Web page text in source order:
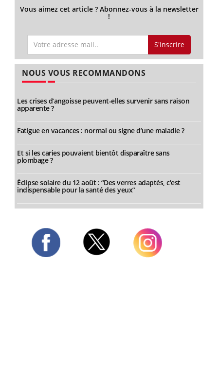
Vous aimez cet article ? Abonnez-vous à la newsletter
!
S'inscrire
NOUS VOUS RECOMMANDONS
Les crises d’angoisse peuvent-elles survenir sans raison
apparente ?
Fatigue en vacances : normal ou signe d’une maladie ?
Et si les caries pouvaient bientôt disparaître sans
plombage ?
Éclipse solaire du 12 août : “Des verres adaptés, c'est
indispensable pour la santé des yeux”